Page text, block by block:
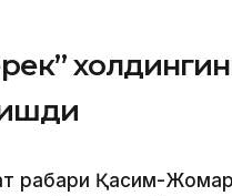
раҳбари Қасим-